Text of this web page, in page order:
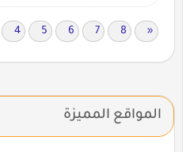
4 5 6 7 8 »
المواقع المميزة